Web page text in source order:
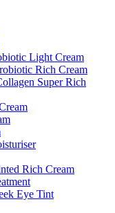
Light Cream
Rich Cream
Super Rich
Rich Cream
Eye Tint